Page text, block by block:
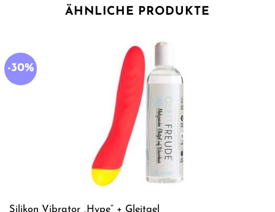
ÄHNLICHE PRODUKTE
-30%
Silikon Vibrator „Hype“ + Gleitgel